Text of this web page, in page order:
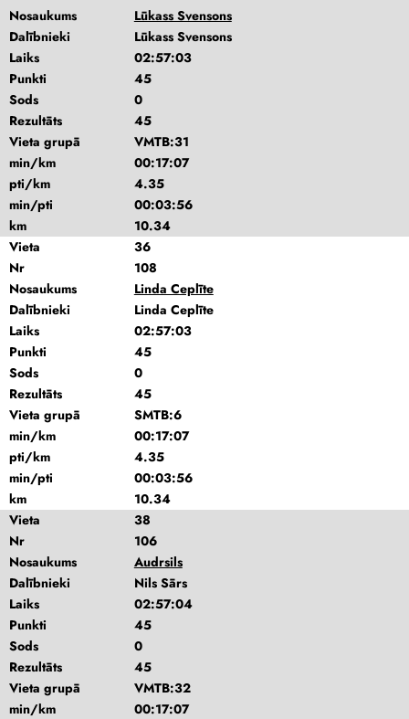
Nosaukums
Lūkass Svensons
Dalībnieki
Lūkass Svensons
Laiks
02:57:03
Punkti
45
Sods
0
Rezultāts
45
Vieta grupā
VMTB:31
min/km
00:17:07
pti/km
4.35
min/pti
00:03:56
km
10.34
Vieta
36
Nr
108
Nosaukums
Linda Ceplīte
Dalībnieki
Linda Ceplīte
Laiks
02:57:03
Punkti
45
Sods
0
Rezultāts
45
Vieta grupā
SMTB:6
min/km
00:17:07
pti/km
4.35
min/pti
00:03:56
km
10.34
Vieta
38
Nr
106
Nosaukums
Audrsils
Dalībnieki
Nils Sārs
Laiks
02:57:04
Punkti
45
Sods
0
Rezultāts
45
Vieta grupā
VMTB:32
min/km
00:17:07